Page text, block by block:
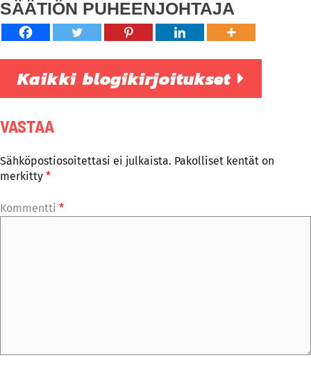
SÄÄTIÖN PUHEENJOHTAJA
Kaikki blogikirjoitukset
VASTAA
Sähköpostiosoitettasi ei julkaista. Pakolliset kentät on
merkitty *
Kommentti *